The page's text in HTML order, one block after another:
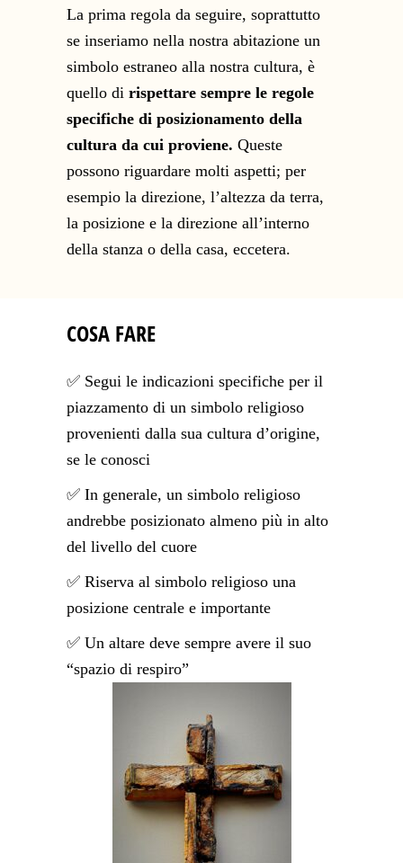
La prima regola da seguire, soprattutto
se inseriamo nella nostra abitazione un
simbolo estraneo alla nostra cultura, è
quello di rispettare sempre le regole
specifiche di posizionamento della
cultura da cui proviene. Queste
possono riguardare molti aspetti; per
esempio la direzione, l’altezza da terra,
la posizione e la direzione all’interno
della stanza o della casa, eccetera.
COSA FARE
✅ Segui le indicazioni specifiche per il
piazzamento di un simbolo religioso
provenienti dalla sua cultura d’origine,
se le conosci
✅ In generale, un simbolo religioso
andrebbe posizionato almeno più in alto
del livello del cuore
✅ Riserva al simbolo religioso una
posizione centrale e importante
✅ Un altare deve sempre avere il suo
“spazio di respiro”